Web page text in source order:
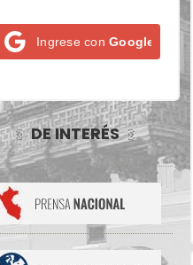
Ingrese con Google
DE INTERÉS